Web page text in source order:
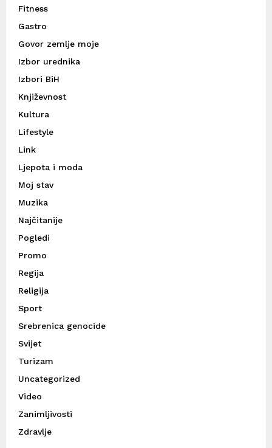
Fitness
Gastro
Govor zemlje moje
Izbor urednika
Izbori BiH
Književnost
Kultura
Lifestyle
Link
Ljepota i moda
Moj stav
Muzika
Najčitanije
Pogledi
Promo
Regija
Religija
Sport
Srebrenica genocide
Svijet
Turizam
Uncategorized
Video
Zanimljivosti
Zdravlje